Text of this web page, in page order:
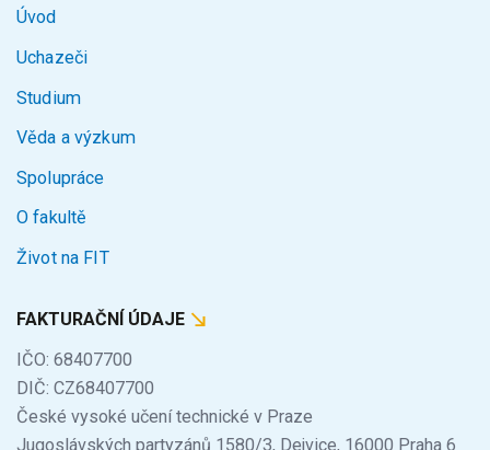
Úvod
Uchazeči
Studium
Věda a výzkum
Spolupráce
O fakultě
Život na FIT
FAKTURAČNÍ ÚDAJE
IČO: 68407700
DIČ: CZ68407700
České vysoké učení technické v Praze
Jugoslávských partyzánů 1580/3, Dejvice, 16000 Praha 6